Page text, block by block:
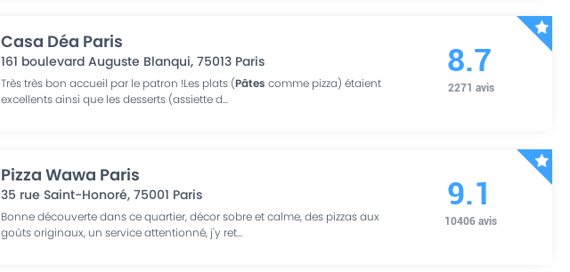
Casa Déa Paris
161 boulevard Auguste Blanqui,75013 Paris
Très très bon accueil par le patron !Les plats (Pâtes comme pizza) étaient
excellents ainsi que les desserts (assiette d...
8.7
2271 avis
Pizza Wawa Paris
35 rue Saint-Honoré,75001 Paris
Bonne découverte dans ce quartier, décor sobre et calme, des pizzas aux
goûts originaux, un service attentionné, j'y ret...
9.1
10406 avis